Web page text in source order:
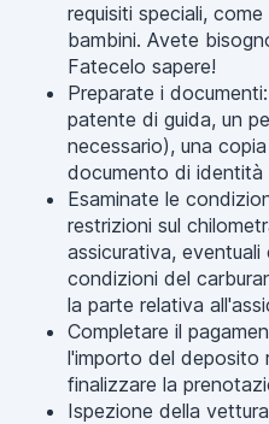
requisiti speciali,
bambini. Avete
Fatecelo sapere!
Preparate i
patente di guida, un
necessario), una
documento di identità
Esaminate le
restrizioni sul
assicurativa,
condizioni del
la parte relativa
Completare il
l'importo del deposito
finalizzare la
Ispezione della